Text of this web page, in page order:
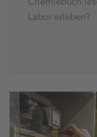
Labor erleben?